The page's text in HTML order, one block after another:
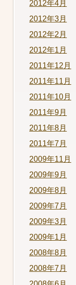
2012年4月
2012年3月
2012年2月
2012年1月
2011年12月
2011年11月
2011年10月
2011年9月
2011年8月
2011年7月
2009年11月
2009年9月
2009年8月
2009年7月
2009年3月
2009年1月
2008年8月
2008年7月